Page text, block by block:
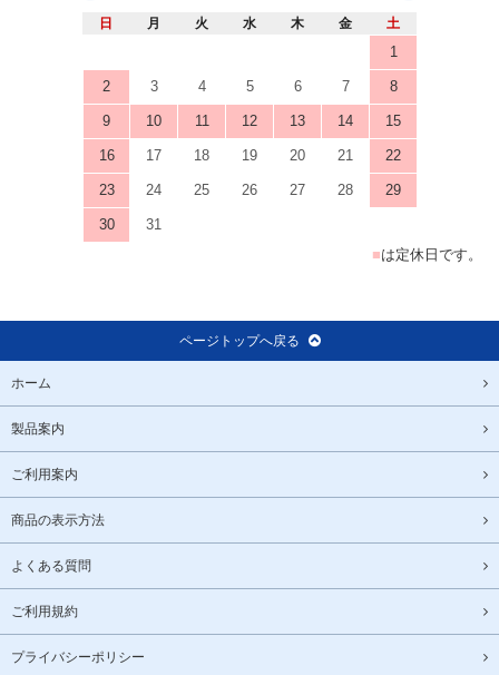
日 月 火 水 木 金 土
1
2 3 4 5 6 7 8
9 10 11 12 13 14 15
16 17 18 19 20 21 22
23 24 25 26 27 28 29
30
31
■は定休日です。
ページトップへ戻る
ホーム
製品案内
ご利用案内
商品の表示方法
よくある質問
ご利用規約
プライバシーポリシー